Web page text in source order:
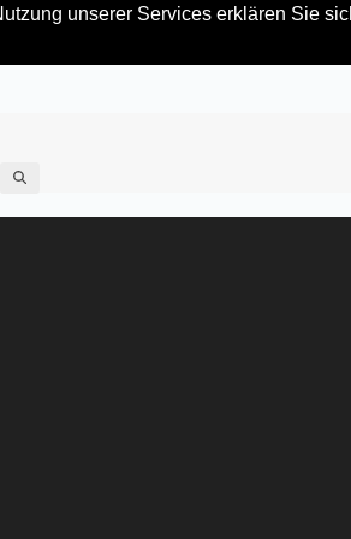
unserer Services erklären Sie